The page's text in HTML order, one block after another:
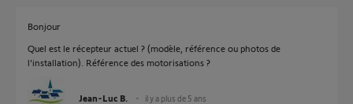
Bonjour
Quel est le récepteur actuel ? (modèle, référence ou photos de
l'installation). Référence des motorisations ?
Jean-Luc B. il y a plus de 5 ans